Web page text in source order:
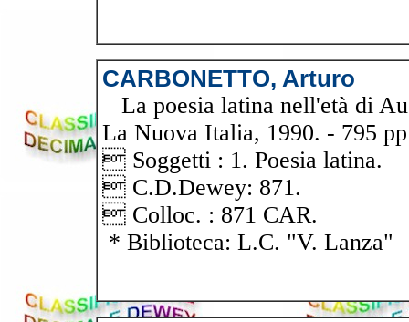
CARBONETTO, Arturo
La poesia latina nell'età di
La Nuova Italia, 1990. - 795
 Soggetti : 1. Poesia latina.
 C.D.Dewey: 871.
 Colloc. : 871 CAR.
* Biblioteca: L.C. "V. Lanza"